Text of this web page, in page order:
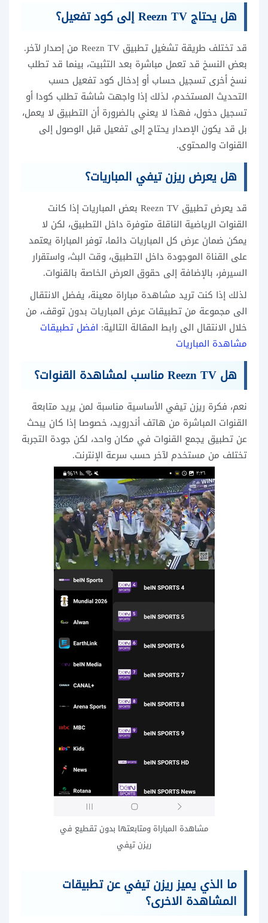
هل يحتاج Reezn TV إلى كود تفعيل؟
قد تختلف طريقة تشغيل تطبيق Reezn TV من إصدار لآخر.
بعض النسخ قد تعمل مباشرة بعد التثبيت، بينما قد تطلب
نسخ أخرى تسجيل حساب أو إدخال كود تفعيل حسب
التحديث المستخدم، لذلك إذا واجهت شاشة تطلب كودا أو
تسجيل دخول، فهذا لا يعني بالضرورة أن التطبيق لا يعمل،
بل قد يكون الإصدار يحتاج إلى تفعيل قبل الوصول إلى
القنوات والمحتوى.
هل يعرض ريزن تيفي المباريات؟
قد يعرض تطبيق Reezn TV بعض المباريات إذا كانت
القنوات الرياضية الناقلة متوفرة داخل التطبيق، لكن لا
يمكن ضمان عرض كل المباريات دائما، توفر المباراة يعتمد
على القناة الموجودة داخل التطبيق، وقت البث، واستقرار
السيرفر، بالإضافة إلى حقوق العرض الخاصة بالقنوات.
لذلك إذا كنت تريد مشاهدة مباراة معينة، يفضل الانتقال
الى مجموعة من تطبيقات عرض المباريات بدون توقف، من
خلال الانتقال الى رابط المقالة التالية: افضل تطبيقات
مشاهدة المباريات
هل Reezn TV مناسب لمشاهدة القنوات؟
نعم، فكرة ريزن تيفي الأساسية مناسبة لمن يريد متابعة
القنوات المباشرة من هاتف أندرويد، خصوصا إذا كان يبحث
عن تطبيق يجمع القنوات في مكان واحد، لكن جودة التجربة
تختلف من مستخدم لآخر حسب سرعة الإنترنت.
مشاهدة المباراة ومتابعتها بدون تقطيع في
ريزن تيفي
ما الذي يميز ريزن تيفي عن تطبيقات
المشاهدة الاخرى؟